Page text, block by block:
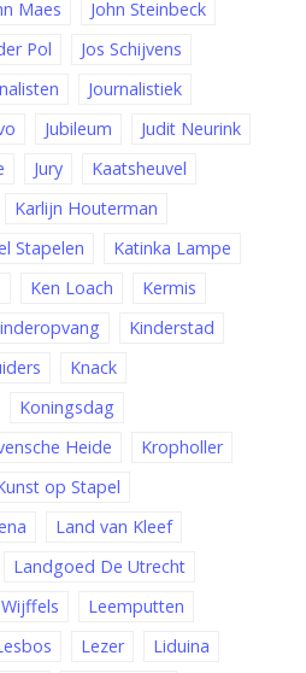
Maes
John Steinbeck
Pol
Jos Schijvens
Journalistiek
Jubileum
Judit Neurink
Jury
Kaatsheuvel
Karlijn Houterman
Stapelen
Katinka Lampe
Ken Loach
Kermis
Kinderstad
Knack
Koningsdag
Heide
Kropholler
op Stapel
Land van Kleef
Landgoed De Utrecht
Leemputten
Lezer
Liduina